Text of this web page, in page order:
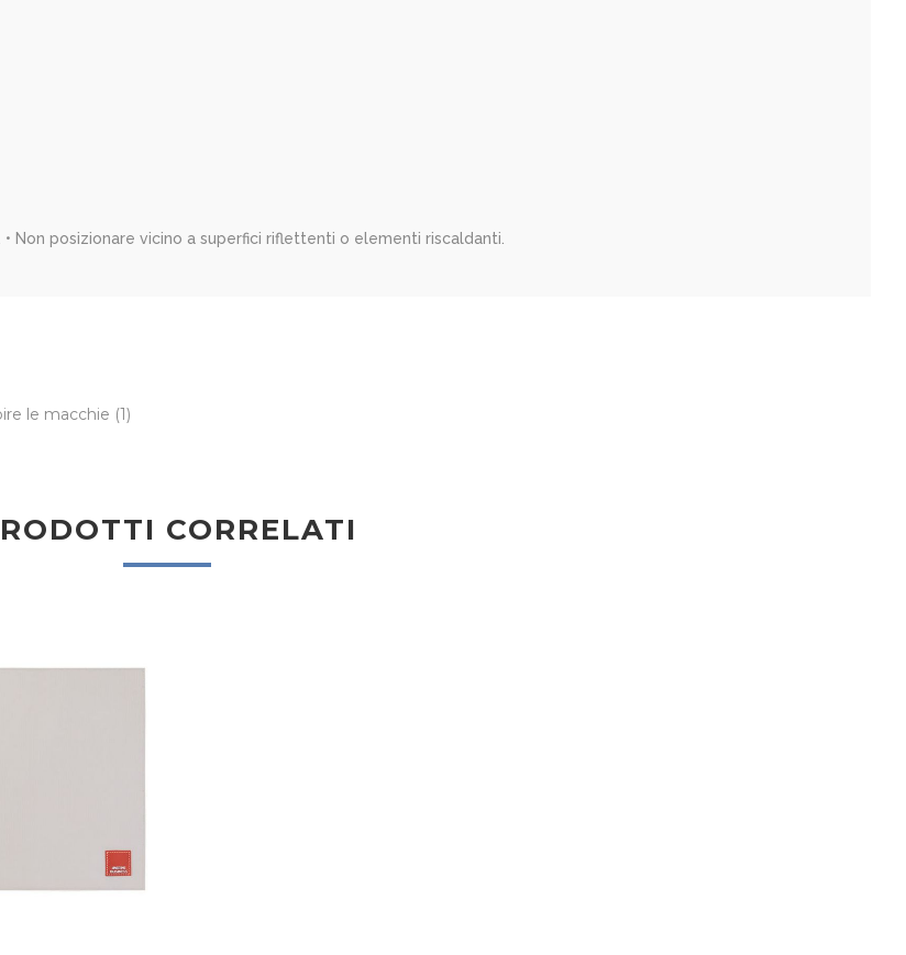
Non posizionare vicino a superfici riflettenti o elementi riscaldanti.
le macchie (1)
CORRELATI